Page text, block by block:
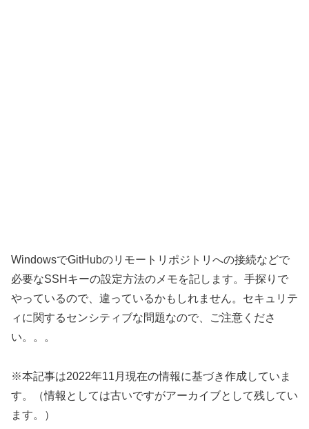
WindowsでGitHubのリモートリポジトリへの接続などで
必要なSSHキーの設定方法のメモを記します。手探りで
やっているので、違っているかもしれません。セキュリテ
ィに関するセンシティブな問題なので、ご注意くださ
い。。。
※本記事は2022年11月現在の情報に基づき作成していま
す。（情報としては古いですがアーカイブとして残してい
ます。）